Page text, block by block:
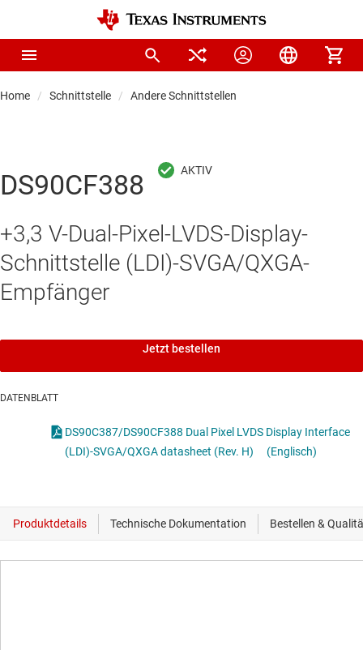
Home Schnittstelle Andere Schnittstellen
DS90CF388
+3,3 V-Dual-Pixel-LVDS-Display-
Schnittstelle (LDI)-SVGA/QXGA-
Empfänger
Jetzt bestellen
DATENBLATT
DS90C387/DS90CF388 Dual Pixel LVDS Display Interface
(LDI)-SVGA/QXGA datasheet (Rev. H)
(Englisch)